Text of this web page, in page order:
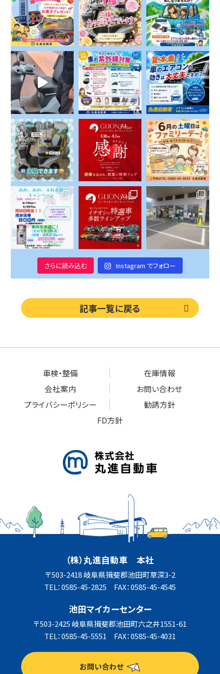
さらに読み込む Instagram でフォロー
記事一覧に戻る
車検・整備
在庫情報
会社案内
お問い合わせ
プライバシーポリシー
勧誘方針
FD方針
（株）丸進自動車 本社
〒503-2418 岐阜県揖斐郡池田町草深3-2
TEL：0585-45-2825 FAX：0585-45-4545
池田マイカーセンター
〒503-2425 岐阜県揖斐郡池田町六之井1551-61
TEL：0585-45-5551 FAX：0585-45-4031
お問い合わせ